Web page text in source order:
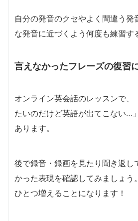
自分の発音のクセやよく間違う発
な発音に近づくよう何度も練習す
言えなかったフレーズの復習
オンライン英会話のレッスンで、
たいのだけど英語が出てこない…
あります。
後で録音・録画を見たり聞き返し
かった表現を確認してみましょう
ひとつ増えることになります！